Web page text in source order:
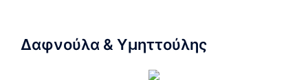
Δαφνούλα & Υμηττούλης